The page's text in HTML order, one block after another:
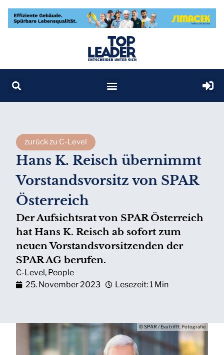
zurück zu C-Level
Hans K. Reisch übernimmt
Vorstandsvorsitz von SPAR
Österreich
Der Aufsichtsrat von SPAR Österreich
hat Hans K. Reisch ab sofort zum
neuen Vorstandsvorsitzenden der
SPAR AG berufen.
C-Level, People
25. November 2023
Lesezeit: 1 Min
© SPAR / Eva trifft. Fotografie